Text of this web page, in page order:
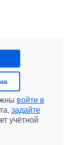
войти в
задайте
учётной